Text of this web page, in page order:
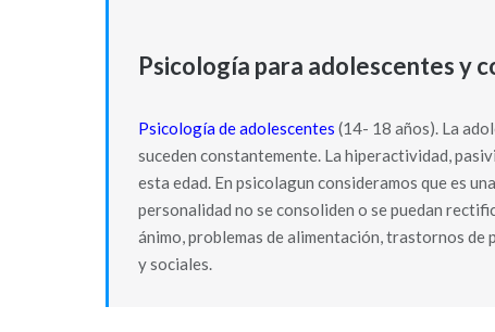
Psicología para adolescentes y
Psicología de adolescentes (14- 18 años). La
suceden constantemente. La hiperactividad,
esta edad. En psicolagun consideramos que es
personalidad no se consoliden o se puedan
ánimo, problemas de alimentación, trastornos de
y sociales.